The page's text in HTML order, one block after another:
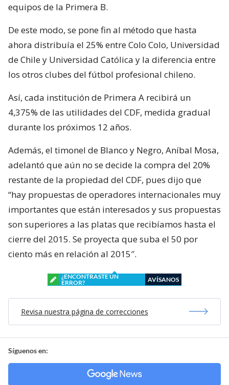
equipos de la Primera B.
De este modo, se pone fin al método que hasta
ahora distribuía el 25% entre Colo Colo, Universidad
de Chile y Universidad Católica y la diferencia entre
los otros clubes del fútbol profesional chileno.
Así, cada institución de Primera A recibirá un
4,375% de las utilidades del CDF, medida gradual
durante los próximos 12 años.
Además, el timonel de Blanco y Negro, Aníbal Mosa,
adelantó que aún no se decide la compra del 20%
restante de la propiedad del CDF, pues dijo que
“hay propuestas de operadores internacionales muy
importantes que están interesados y sus propuestas
son superiores a las platas que recibíamos hasta el
cierre del 2015. Se proyecta que suba el 50 por
ciento más en relación al 2015″.
¿ENCONTRASTE UN
ERROR?
AVÍSANOS
Revisa nuestra página de correcciones
Síguenos en: